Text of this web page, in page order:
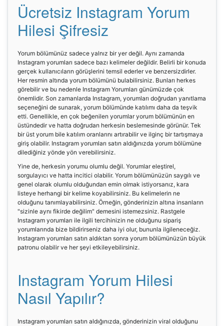
Ücretsiz Instagram Yorum
Hilesi Şifresiz
Yorum bölümünüz sadece yalnız bir yer değil. Aynı zamanda
Instagram yorumları sadece bazı kelimeler değildir. Belirli bir konuda
gerçek kullanıcıların görüşlerini temsil ederler ve benzersizdirler.
Her resmin altında yorum bölümünü bulabilirsiniz. Bunları herkes
görebilir ve bu nedenle Instagram Yorumları günümüzde çok
önemlidir. Son zamanlarda Instagram, yorumları doğrudan yanıtlama
seçeneğini de sunarak, yorum bölümünde katılımı daha da teşvik
etti. Genellikle, en çok beğenilen yorumlar yorum bölümünün en
üstündedir ve hatta doğrudan herkesin beslemesinde görünür. Tek
bir üst yorum bile katılım oranlarını artırabilir ve ilginç bir tartışmaya
giriş olabilir. Instagram yorumları satın aldığınızda yorum bölümüne
dilediğiniz yönde yön verebilirsiniz.
Yine de, herkesin yorumu olumlu değil. Yorumlar eleştirel,
sorgulayıcı ve hatta incitici olabilir. Yorum bölümünüzün saygılı ve
genel olarak olumlu olduğundan emin olmak istiyorsanız, kara
listeye herhangi bir kelime koyabilirsiniz. Bu kelimelerin ne
olduğunu tanımlayabilirsiniz. Örneğin, gönderinizin altına insanların
"sizinle aynı fikirde değilim" demesini istemezsiniz. Rastgele
Instagram yorumları ile ilgili tercihinizin ne olduğunu sipariş
yorumlarında bize bildirirseniz daha iyi olur, bununla ilgileneceğiz.
Instagram yorumları satın aldıktan sonra yorum bölümünüzün büyük
patronu olabilir ve her şeyi etkileyebilirsiniz.
Instagram Yorum Hilesi
Nasıl Yapılır?
Instagram yorumları satın aldığınızda, gönderinizin viral olduğunu